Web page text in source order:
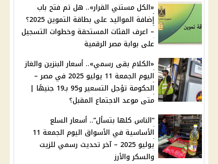
«الكل مستني القرار».. هل تم فتح باب
إضافة المواليد على بطاقة التموين 2025؟
– اعرف الفئات المستحقة وخطوات التسجيل
على بوابة مصر الرقمية
«الكلام بقى رسمي».. أسعار البنزين والغاز
اليوم الجمعة 11 يوليو 2025 في مصر –
الحكومة تؤجل التسعير و95 بـ19 جنيهًا |
متى موعد الاجتماع المقبل؟
“الناس كلها بتسأل”.. أسعار السلع
الأساسية في الأسواق اليوم الجمعة 11
يوليو 2025 – آخر تحديث رسمي للزيت
والسكر والأرز